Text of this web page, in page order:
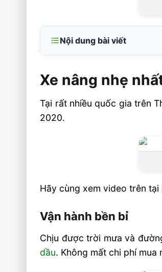
Nội dung bài viết
Vận hành bền bỉ
Khả năng chống
EFL302/ICE301
Liên hệ mua sản phẩm
Xe nâng nhẹ
Tại rất nhiều quốc gia trên
2020.
Hãy cùng xem video trên
Vận hành bền bỉ
Chịu được trời mưa và
dầu. Không mất chi phí